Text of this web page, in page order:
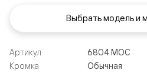
Артикул
6804 МОС
Кромка
Обычная
Выбрать модель и